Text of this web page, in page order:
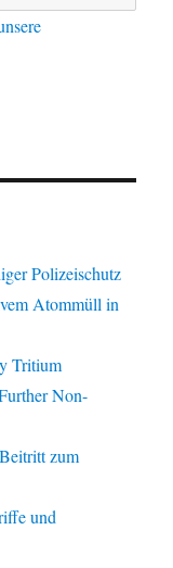
Polizeischutz
Atommüll in
Tritium
Non-
zum
und